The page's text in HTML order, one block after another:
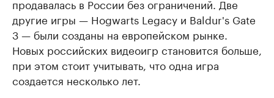
продавалась в России без ограничений. Две
другие игры — Hogwarts Legacy и Baldur's Gate
3 — были созданы на европейском рынке.
Новых российских видеоигр становится больше,
при этом стоит учитывать, что одна игра
создается несколько лет.